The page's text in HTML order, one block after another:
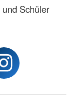
Schüler